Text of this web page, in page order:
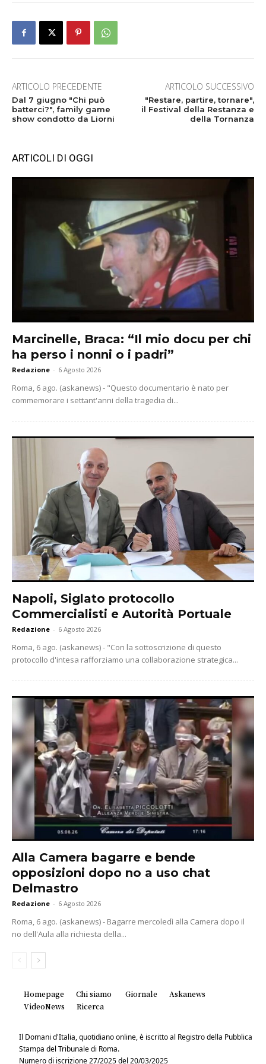
ARTICOLO PRECEDENTE
Dal 7 giugno "Chi può
batterci?", family game
show condotto da Liorni
ARTICOLO SUCCESSIVO
"Restare, partire, tornare",
il Festival della Restanza e
della Tornanza
ARTICOLI DI OGGI
Marcinelle, Braca: “Il mio docu per chi
ha perso i nonni o i padri”
Redazione - 6 Agosto 2026
Roma, 6 ago. (askanews) - "Questo documentario è nato per
commemorare i settant'anni della tragedia di...
Napoli, Siglato protocollo
Commercialisti e Autorità Portuale
Redazione - 6 Agosto 2026
Roma, 6 ago. (askanews) - "Con la sottoscrizione di questo
protocollo d'intesa rafforziamo una collaborazione strategica...
Alla Camera bagarre e bende
opposizioni dopo no a uso chat
Delmastro
Redazione - 6 Agosto 2026
Roma, 6 ago. (askanews) - Bagarre mercoledì alla Camera dopo il
no dell'Aula alla richiesta della...
Homepage Chi siamo Giornale
Askanews
VideoNews
Ricerca
Il Domani d'Italia, quotidiano online, è iscritto al Registro della Pubblica
Stampa del Tribunale di Roma.
Numero di iscrizione 27/2025 del 20/03/2025